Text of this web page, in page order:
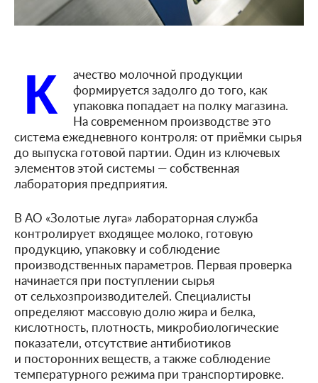
К
ачество молочной продукции
формируется задолго до того, как
упаковка попадает на полку магазина.
На современном производстве это
система ежедневного контроля: от приёмки сырья
до выпуска готовой партии. Один из ключевых
элементов этой системы — собственная
лаборатория предприятия.
В АО «Золотые луга» лабораторная служба
контролирует входящее молоко, готовую
продукцию, упаковку и соблюдение
производственных параметров. Первая проверка
начинается при поступлении сырья
от сельхозпроизводителей. Специалисты
определяют массовую долю жира и белка,
кислотность, плотность, микробиологические
показатели, отсутствие антибиотиков
и посторонних веществ, а также соблюдение
температурного режима при транспортировке.